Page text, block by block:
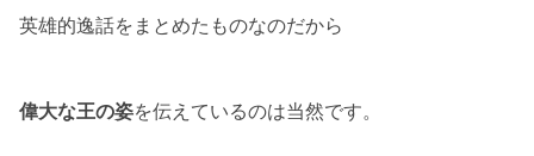
英雄的逸話をまとめたものなのだから
偉大な王の姿を伝えているのは当然です。